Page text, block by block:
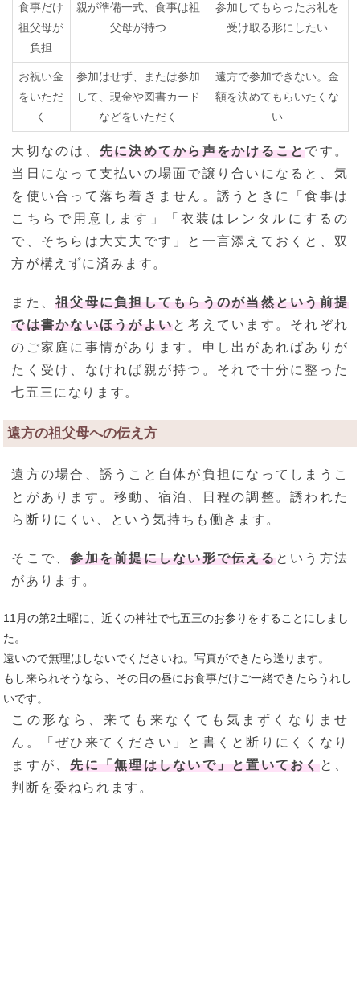
食事だけ
祖父母が
負担
親が準備一式、食事は祖
父母が持つ
参加してもらったお礼を
受け取る形にしたい
お祝い金
をいただ
く
参加はせず、または参加
して、現金や図書カード
などをいただく
遠方で参加できない。金
額を決めてもらいたくな
い
大切なのは、 先に決めてから声をかけることです。
当日になって支払いの場面で譲り合いになると、気
を使い合って落ち着きません。誘うときに「食事は
こちらで用意します」「衣装はレンタルにするの
で、そちらは大丈夫です」と一言添えておくと、双
方が構えずに済みます。
また、祖父母に負担してもらうのが当然という前提
では書かないほうがよいと考えています。それぞれ
のご家庭に事情があります。申し出があればありが
たく受け、なければ親が持つ。それで十分に整った
七五三になります。
遠方の祖父母への伝え方
遠方の場合、誘うこと自体が負担になってしまうこ
とがあります。移動、宿泊、日程の調整。誘われた
ら断りにくい、という気持ちも働きます。
そこで、参加を前提にしない形で伝えるという方法
があります。
11月の第2土曜に、近くの神社で七五三のお参りをすることにしまし
た。
遠いので無理はしないでくださいね。写真ができたら送ります。
もし来られそうなら、その日の昼にお食事だけご一緒できたらうれし
いです。
この形なら、来ても来なくても気まずくなりませ
ん。「ぜひ来てください」と書くと断りにくくなり
ますが、先に「無理はしないで」と置いておくと、
判断を委ねられます。